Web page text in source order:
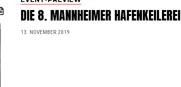
DIE 8. MANNHEIMER HAFENKEILEREI
13. NOVEMBER 2019